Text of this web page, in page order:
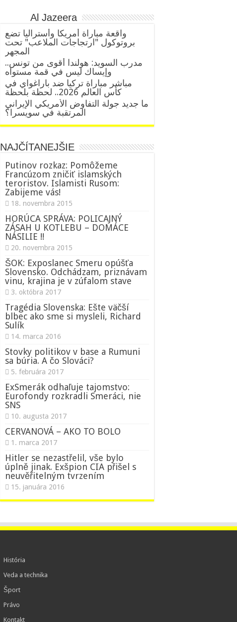
Al Jazeera
واقعة مباراة أمريكا وأستراليا تضع
بروتوكول "ارتجاجات الملاعب" تحت
المجهر
مدرب السويد: هولندا أقوى من تونس..
وإيساك ليس في قمة مستواه
مباشر مباراة تركيا ضد باراغواي في
كأس العالم 2026.. لحظة بلحظة
ما جديد جولة التفاوض الأمريكي الإيراني
المرتقبة في سويسرا؟
NAJČÍTANEJŠIE
Putinov rozkaz: Pomôžeme
Francúzom zničiť islamských
teroristov. Islamisti Rusom:
Zabijeme vás!
18. novembra 2015
HORÚCA SPRÁVA: POLICAJNÝ
ZÁSAH U KOTLEBU – DOMÁCE
NÁSILIE !!
20. novembra 2015
ŠOK: Exposlanec Smeru opúšťa
Slovensko. Odchádzam, priznávam
vinu, krajina je v zúfalom stave
3. októbra 2017
Tragédia Slovenska: Ešte väčší
blbec ako sme si mysleli, Richard
Sulík
14. marca 2016
Stovky politikov v base a Rumuni
sa búria. A čo Slováci?
5. februára 2017
ExSmerák odhaľuje tajomstvo:
Eurofondy rozkradli Smeráci, nie
SNS
10. augusta 2017
CERVANOVÁ – AKO TO BOLO
1. marca 2017
Hitler se nezastřelil, vše bylo
úplně jinak. Exšpion CIA přišel s
neuvěřitelným tvrzením
15. januára 2016
História
Veda a technika
Šport
Právo
Kontakt